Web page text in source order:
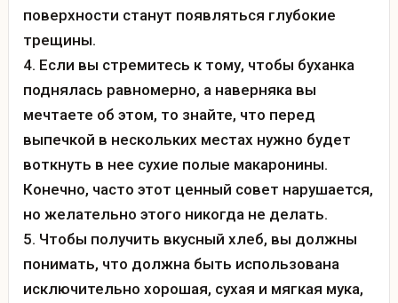
поверхности станут появляться глубокие
трещины.
Если вы стремитесь к тому, чтобы буханка
поднялась равномерно, а наверняка вы
мечтаете об этом, то знайте, что перед
выпечкой в нескольких местах нужно будет
воткнуть в нее сухие полые макаронины.
Конечно, часто этот ценный совет нарушается,
но желательно этого никогда не делать.
Чтобы получить вкусный хлеб, вы должны
понимать, что должна быть использована
исключительно хорошая, сухая и мягкая мука,